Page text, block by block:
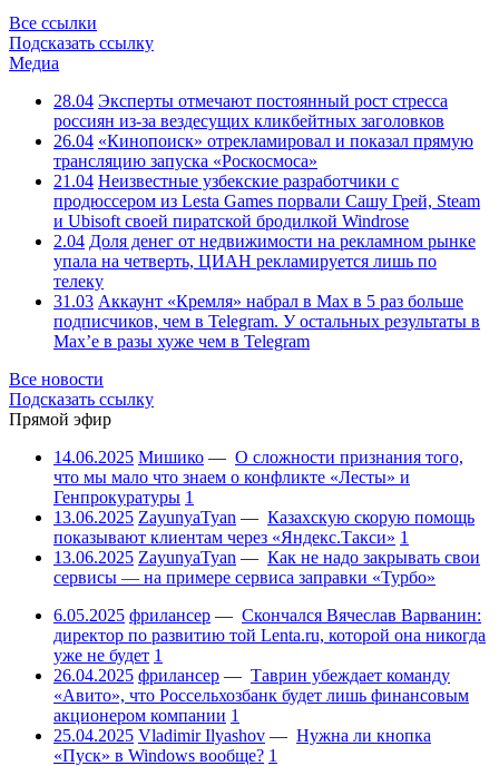
Все ссылки
Подсказать ссылку
Медиа
28.04 Эксперты отмечают постоянный рост стресса
россиян из-за вездесущих кликбейтных заголовков
26.04 «Кинопоиск» отрекламировал и показал прямую
трансляцию запуска «Роскосмоса»
21.04 Неизвестные узбекские разработчики с
продюссером из Lesta Games порвали Сашу Грей, Steam
и Ubisoft своей пиратской бродилкой Windrose
2.04 Доля денег от недвижимости на рекламном рынке
упала на четверть, ЦИАН рекламируется лишь по
телеку
31.03 Аккаунт «Кремля» набрал в Max в 5 раз больше
подписчиков, чем в Telegram. У остальных результаты в
Max’е в разы хуже чем в Telegram
Все новости
Подсказать ссылку
Прямой эфир
14.06.2025 Мишико — О сложности признания того,
что мы мало что знаем о конфликте «Лесты» и
Генпрокуратуры 1
13.06.2025 ZayunyaTyan — Казахскую скорую помощь
показывают клиентам через «Яндекс.Такси» 1
13.06.2025 ZayunyaTyan — Как не надо закрывать свои
сервисы — на примере сервиса заправки «Турбо»
6.05.2025 фрилансер — Скончался Вячеслав Варванин:
директор по развитию той Lenta.ru, которой она никогда
уже не будет 1
26.04.2025 фрилансер — Таврин убеждает команду
«Авито», что Россельхозбанк будет лишь финансовым
акционером компании 1
25.04.2025 Vladimir Ilyashov — Нужна ли кнопка
«Пуск» в Windows вообще? 1